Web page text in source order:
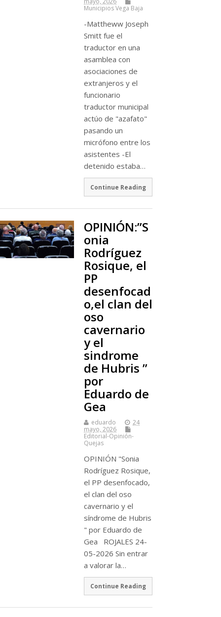
Municipios Vega Baja
-Mattheww Joseph
Smitt fue el
traductor en una
asamblea con
asociaciones de
extranjeros y el
funcionario
traductor municipal
actúo de "azafato"
pasando un
micrófono entre los
asistentes -El
detenido estaba…
Continue Reading
OPINIÓN:”S
onia
Rodríguez
Rosique, el
PP
desenfocad
o,el clan del
oso
cavernario
y el
sindrome
de Hubris ”
por
Eduardo de
Gea
eduardo
24
mayo, 2026
Editorial-Opinión-
Quejas
OPINIÓN "Sonia
Rodríguez Rosique,
el PP desenfocado,
el clan del oso
cavernario y el
síndrome de Hubris
" por Eduardo de
Gea ROJALES 24-
05-2026 Sin entrar
a valorar la…
Continue Reading